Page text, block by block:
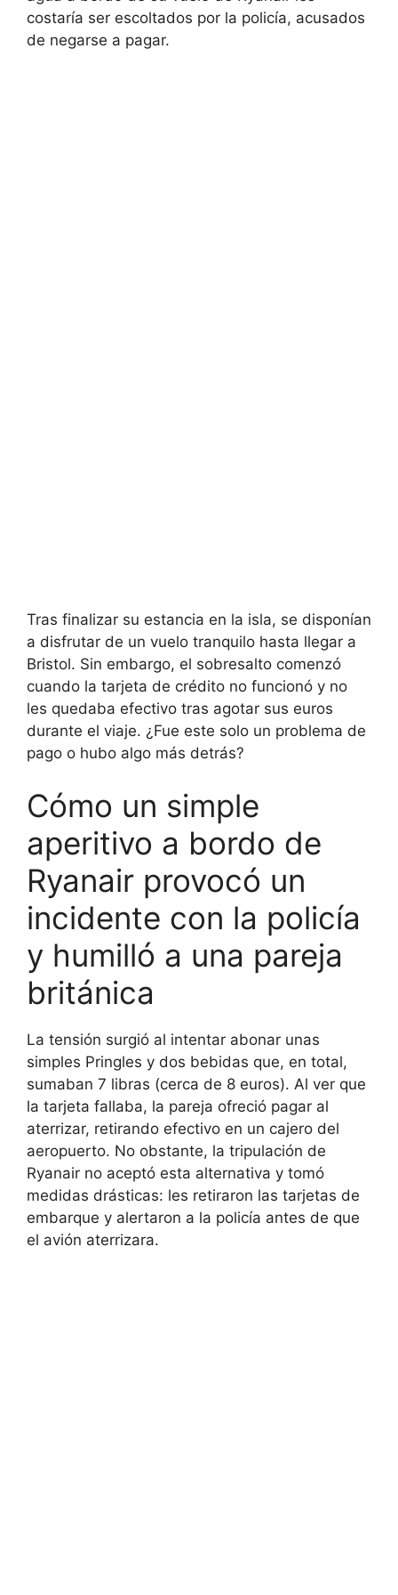
costaría ser escoltados por la policía, acusados
de negarse a pagar.
Tras finalizar su estancia en la isla, se disponían
a disfrutar de un vuelo tranquilo hasta llegar a
Bristol. Sin embargo, el sobresalto comenzó
cuando la tarjeta de crédito no funcionó y no
les quedaba efectivo tras agotar sus euros
durante el viaje. ¿Fue este solo un problema de
pago o hubo algo más detrás?
Cómo un simple
aperitivo a bordo de
Ryanair provocó un
incidente con la policía
y humilló a una pareja
británica
La tensión surgió al intentar abonar unas
simples Pringles y dos bebidas que, en total,
sumaban 7 libras (cerca de 8 euros). Al ver que
la tarjeta fallaba, la pareja ofreció pagar al
aterrizar, retirando efectivo en un cajero del
aeropuerto. No obstante, la tripulación de
Ryanair no aceptó esta alternativa y tomó
medidas drásticas: les retiraron las tarjetas de
embarque y alertaron a la policía antes de que
el avión aterrizara.